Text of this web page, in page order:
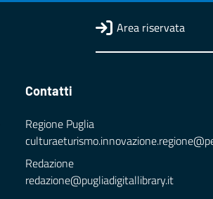
Area riservata
Contatti
Regione Puglia
Redazione
redazione@pugliadigitallibrary.it